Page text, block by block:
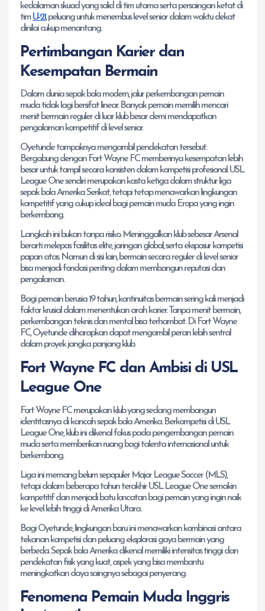
kedalaman skuad yang solid di tim utama serta persaingan ketat di
timU-21, peluang untuk menembus level senior dalam waktu dekat
dinilai cukup menantang.
Pertimbangan Karier dan
Kesempatan Bermain
Dalam dunia sepak bola modern, jalur perkembangan pemain
muda tidak lagi bersifat linear. Banyak pemain memilih mencari
menit bermain reguler di luar klub besar demi mendapatkan
pengalaman kompetitif di level senior.
Oyetunde tampaknya mengambil pendekatan tersebut.
Bergabung dengan Fort Wayne FC memberinya kesempatan lebih
besar untuk tampil secara konsisten dalam kompetisi profesional. USL
League One sendiri merupakan kasta ketiga dalam struktur liga
sepak bola Amerika Serikat, tetapi tetap menawarkan lingkungan
kompetitif yang cukup ideal bagi pemain muda Eropa yang ingin
berkembang.
Langkah ini bukan tanpa risiko. Meninggalkan klub sebesar Arsenal
berarti melepas fasilitas elite, jaringan global, serta eksposur kompetisi
papan atas. Namun di sisi lain, bermain secara reguler di level senior
bisa menjadi fondasi penting dalam membangun reputasi dan
pengalaman.
Bagi pemain berusia 19 tahun, kontinuitas bermain sering kali menjadi
faktor krusial dalam menentukan arah karier. Tanpa menit bermain,
perkembangan teknis dan mental bisa terhambat. Di Fort Wayne
FC, Oyetunde diharapkan dapat mengambil peran lebih sentral
dalam proyek jangka panjang klub.
Fort Wayne FC dan Ambisi di USL
League One
Fort Wayne FC merupakan klub yang sedang membangun
identitasnya di kancah sepak bola Amerika. Berkompetisi di USL
League One, klub ini dikenal fokus pada pengembangan pemain
muda serta memberikan ruang bagi talenta internasional untuk
berkembang.
Liga ini memang belum sepopuler Major League Soccer (MLS),
tetapi dalam beberapa tahun terakhir USL League One semakin
kompetitif dan menjadi batu loncatan bagi pemain yang ingin naik
ke level lebih tinggi di Amerika Utara.
Bagi Oyetunde, lingkungan baru ini menawarkan kombinasi antara
tekanan kompetisi dan peluang eksplorasi gaya bermain yang
berbeda. Sepak bola Amerika dikenal memiliki intensitas tinggi dan
pendekatan fisik yang kuat, aspek yang bisa membantu
meningkatkan daya saingnya sebagai penyerang.
Fenomena Pemain Muda Inggris